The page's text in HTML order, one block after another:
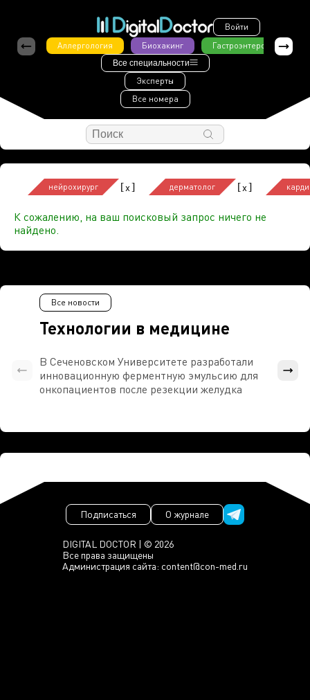
Войти
Аллергология
Биохакинг Гастроэнтерология
Все специальности
Эксперты
Все номера
нейрохирург [x] дерматолог [x]
К сожалению, на ваш поисковый запрос ничего не
найдено.
Технологии в медицине
Все новости
В Сеченовском Университете разработали
инновационную ферментную эмульсию для
онкопациентов после резекции желудка
DIGITAL DOCTOR | © 2026
Все права защищены
Администрация сайта: content@con-med.ru
Подписаться О журнале